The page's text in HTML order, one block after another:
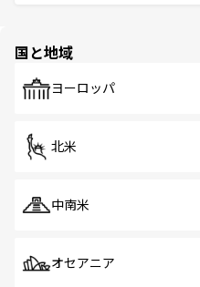
で、ホーカーズは地
国と地域
ヨーロッパ
北米
中南米
オセアニア